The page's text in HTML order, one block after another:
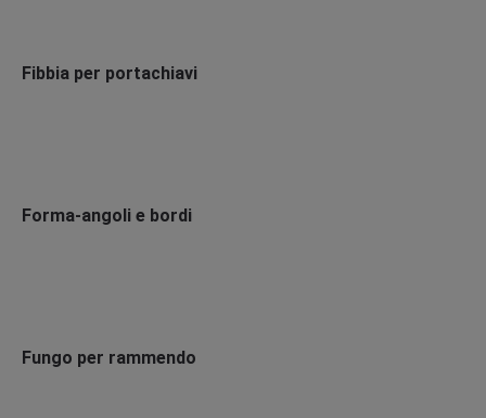
Fibbia per portachiavi
Forma-angoli e bordi
Fungo per rammendo